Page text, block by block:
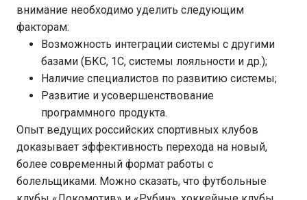
внимание необходимо уделить следующим
факторам:
Возможность интеграции системы с другими
базами (БКС, 1С, системы лояльности и др.);
Наличие специалистов по развитию системы;
Развитие и усовершенствование
программного продукта.
Опыт ведущих российских спортивных клубов
доказывает эффективность перехода на новый,
более современный формат работы с
болельщиками. Можно сказать, что футбольные